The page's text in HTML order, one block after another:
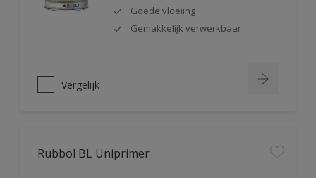
Goede vloeiing
Gemakkelijk verwerkbaar
Vergelijk
Rubbol BL Uniprimer